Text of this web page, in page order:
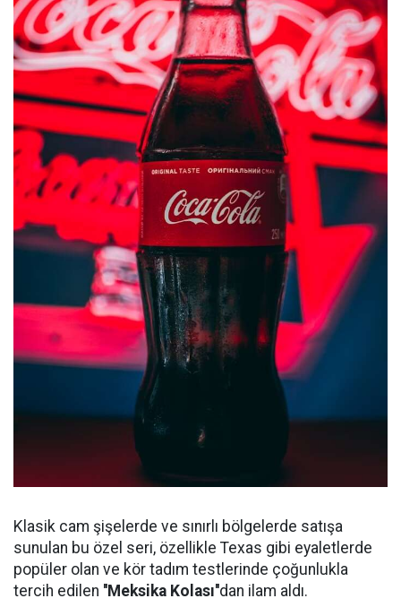
Klasik cam şişelerde ve sınırlı bölgelerde satışa
sunulan bu özel seri, özellikle Texas gibi eyaletlerde
popüler olan ve kör tadım testlerinde çoğunlukla
tercih edilen ''Meksika Kolası''dan ilam aldı.